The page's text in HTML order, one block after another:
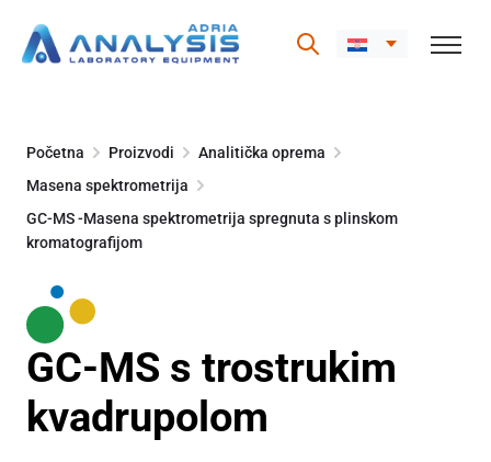
content
Početna Proizvodi
Analitička oprema
Masena spektrometrija
GC-MS -Masena spektrometrija spregnuta s plinskom
kromatografijom
GC-MS s trostrukim
kvadrupolom